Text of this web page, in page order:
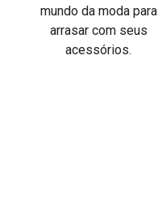
mundo da moda para
arrasar com seus
acessórios.